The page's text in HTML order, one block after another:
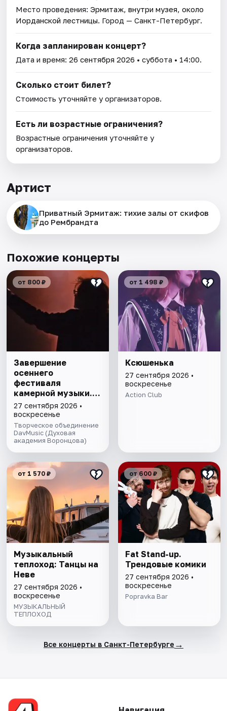
Место проведения:Эрмитаж, внутри музея, около
Иорданской лестницы. Город — Санкт-Петербург.
Когда запланирован концерт?
Дата и время:26 сентября 2026 • суббота • 14:00.
Сколько стоит билет?
Стоимость уточняйте у организаторов.
Есть ли возрастные ограничения?
Возрастные ограничения уточняйте у
организаторов.
Артист
Приватный Эрмитаж: тихие залы от скифов
до Рембрандта
Похожие концерты
от 800 ₽
Завершение
осеннего
фестиваля
камерной музыки.
Бах, Моцарт,
Шуман, Лист,
Чайковский
27 сентября 2026 •
воскресенье
Творческое объединение
DavMusic (Духовая
академия Воронцова)
от 1 498 ₽
Ксюшенька
27 сентября 2026 •
воскресенье
Action Club
от 1 570 ₽
Музыкальный
теплоход: Танцы на
Неве
27 сентября 2026 •
воскресенье
МУЗЫКАЛЬНЫЙ
ТЕПЛОХОД
от 600 ₽
Fat Stand-up.
Трендовые комики
27 сентября 2026 •
воскресенье
Popravka Bar
Все концерты в Санкт-Петербурге →